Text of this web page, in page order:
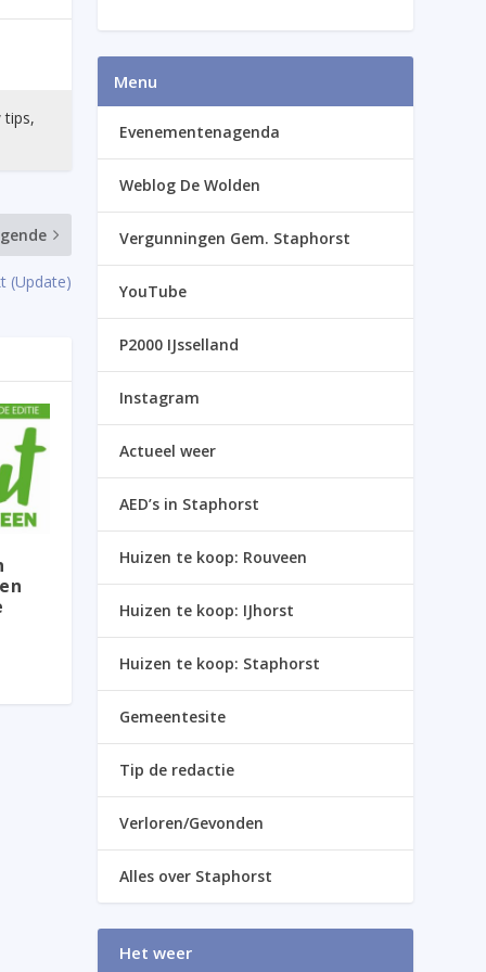
tips,
(Update)
Menu
Evenementenagenda
Weblog De Wolden
Vergunningen Gem. Staphorst
YouTube
P2000 IJsselland
Instagram
Actueel weer
AED’s in Staphorst
Huizen te koop: Rouveen
Huizen te koop: IJhorst
Huizen te koop: Staphorst
Gemeentesite
Tip de redactie
Verloren/Gevonden
Alles over Staphorst
Het weer